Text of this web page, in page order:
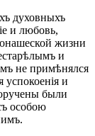
духовныхъ
и любовь,
жизни
и
не примѣнялся
и
были
особою